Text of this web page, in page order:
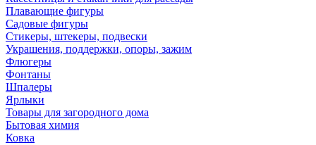
Плавающие фигуры
Садовые фигуры
Стикеры, штекеры, подвески
Украшения, поддержки, опоры, зажим
Флюгеры
Фонтаны
Шпалеры
Ярлыки
Товары для загородного дома
Бытовая химия
Ковка